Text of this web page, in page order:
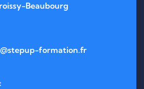
Beaubourg
formation.fr